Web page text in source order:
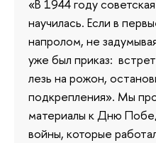
«В 1944 году
научилась. Если в
напролом, не
уже был приказ:
лезь на рожон,
подкрепления». Мы
материалы к Дню
войны, которые